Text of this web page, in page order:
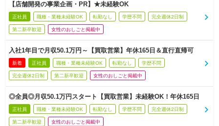
【店舗開発の事業企画・PR】★未経験OK
正社員 職種・業種未経験OK 転勤なし 学歴不問 完全週休2日制
第二新卒歓迎 女性のおしごと掲載中
入社1年目で月収50.1万円～【買取営業】年休165日＆直行直帰可
新着 正社員 職種・業種未経験OK 転勤なし 学歴不問
完全週休2日制 第二新卒歓迎 女性のおしごと掲載中
◎全員◎月収50.1万円スタート【買取営業】未経験OK！年休165日
正社員 職種・業種未経験OK 転勤なし 学歴不問 完全週休2日制
第二新卒歓迎 女性のおしごと掲載中